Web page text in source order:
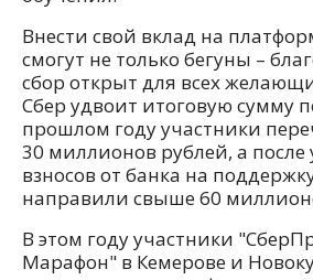
Внести свой вклад на
смогут не только бегуны –
сбор открыт для всех
Сбер удвоит итоговую сумму
прошлом году участники
30 миллионов рублей, а после
взносов от банка на
направили свыше 60
В этом году участники
Марафон" в Кемерове и